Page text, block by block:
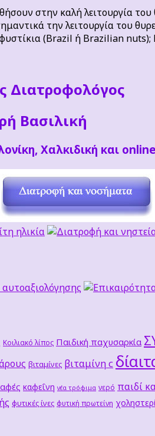
στην καλή λειτουργία
την λειτουργία του
(Brazil ή Brazilian nuts);
Διατροφολόγος
Βασιλική
Χαλκιδική και online
Κοιλιακό λίπος Παιδική παχυσαρκία
βιταμίνες βιταμίνη c
καφεΐνη νέα τρόφιμα νερό παιδί
φυτικές ίνες φυτική πρωτείνη